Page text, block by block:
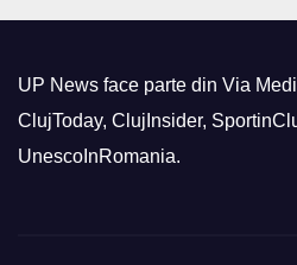
UP News face parte din Via
ClujToday, ClujInsider,
UnescoInRomania.